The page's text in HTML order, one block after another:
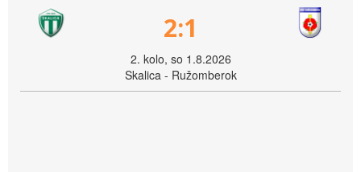
2:1
2. kolo, so 1.8.2026
Skalica - Ružomberok